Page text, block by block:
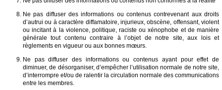
Ne pas diffuser des informations ou contenus contrevenant aux droits
d’autrui ou à caractère diffamatoire, injurieux, obscène, offensant, violent
ou incitant à la violence, politique, raciste ou xénophobe et de manière
générale tout contenu contraire à l’objet de notre site, aux lois et
règlements en vigueur ou aux bonnes mœurs.
Ne pas diffuser des informations ou contenus ayant pour effet de
diminuer, de désorganiser, d’empêcher l’utilisation normale de notre site,
d’interrompre et/ou de ralentir la circulation normale des communications
entre les membres.